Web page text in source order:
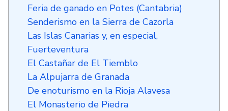
Feria de ganado en Potes (Cantabria)
Senderismo en la Sierra de Cazorla
Las Islas Canarias y, en especial,
Fuerteventura
El Castañar de El Tiemblo
La Alpujarra de Granada
De enoturismo en la Rioja Alavesa
El Monasterio de Piedra